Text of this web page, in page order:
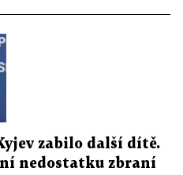
zabilo další dítě.
nedostatku zbraní